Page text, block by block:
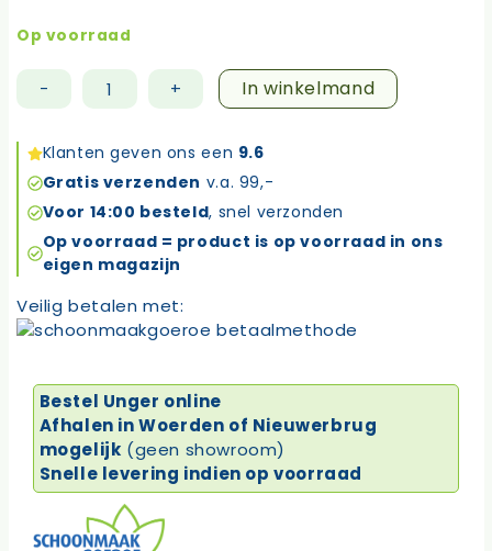
Op voorraad
-
Microvezel
35cm
aantal
+ In winkelmand
Klanten geven ons een 9.6
Gratis verzenden v.a. 99,-
Voor 14:00 besteld, snel verzonden
Op voorraad = product is op voorraad in ons
eigen magazijn
Veilig betalen met:
Bestel Unger online
Afhalen in Woerden of Nieuwerbrug
mogelijk (geen showroom)
Snelle levering indien op voorraad